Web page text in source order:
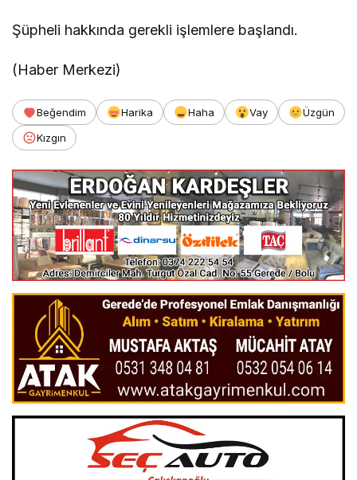
Şüpheli hakkında gerekli işlemlere başlandı.
(Haber Merkezi)
Beğendim Harika Haha Vay
Üzgün
Kızgın